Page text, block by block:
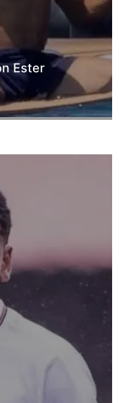
Ester